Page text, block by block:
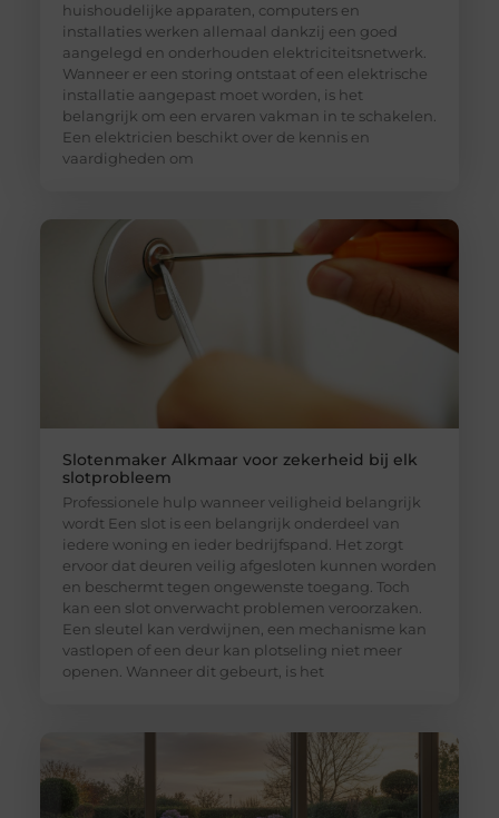
huishoudelijke apparaten, computers en
installaties werken allemaal dankzij een goed
aangelegd en onderhouden elektriciteitsnetwerk.
Wanneer er een storing ontstaat of een elektrische
installatie aangepast moet worden, is het
belangrijk om een ervaren vakman in te schakelen.
Een elektricien beschikt over de kennis en
vaardigheden om
Slotenmaker Alkmaar voor zekerheid bij elk
slotprobleem
Professionele hulp wanneer veiligheid belangrijk
wordt Een slot is een belangrijk onderdeel van
iedere woning en ieder bedrijfspand. Het zorgt
ervoor dat deuren veilig afgesloten kunnen worden
en beschermt tegen ongewenste toegang. Toch
kan een slot onverwacht problemen veroorzaken.
Een sleutel kan verdwijnen, een mechanisme kan
vastlopen of een deur kan plotseling niet meer
openen. Wanneer dit gebeurt, is het